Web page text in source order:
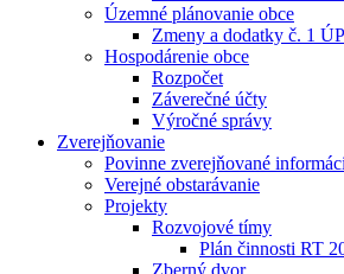
Územné plánovanie obce
Zmeny a dodatky č. 1
Hospodárenie obce
Rozpočet
Záverečné účty
Výročné správy
Zverejňovanie
Povinne zverejňované
Verejné obstarávanie
Projekty
Rozvojové tímy
Plán činnosti RT
Zberný dvor